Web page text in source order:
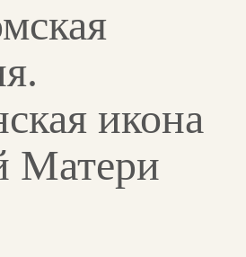
икона
Матери